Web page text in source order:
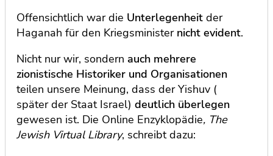
Offensichtlich war die Unterlegenheitder
Haganah für den Kriegsminister nicht evident.
Nicht nur wir, sondern auch mehrere
zionistische Historiker und Organisationen
teilen unsere Meinung, dass der Yishuv (
später der Staat Israel) deutlich überlegen
gewesen ist. Die Online Enzyklopädie, The
Jewish Virtual Library, schreibt dazu: